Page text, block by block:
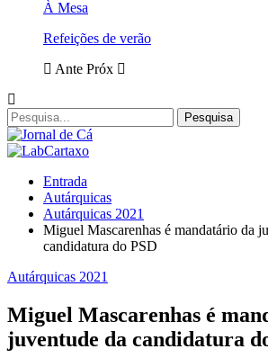
À Mesa
Refeições de verão
Ante Próx
Entrada
Autárquicas
Autárquicas 2021
Miguel Mascarenhas é mandatário da
candidatura do PSD
Autárquicas 2021
Miguel Mascarenhas é
juventude da candidatura